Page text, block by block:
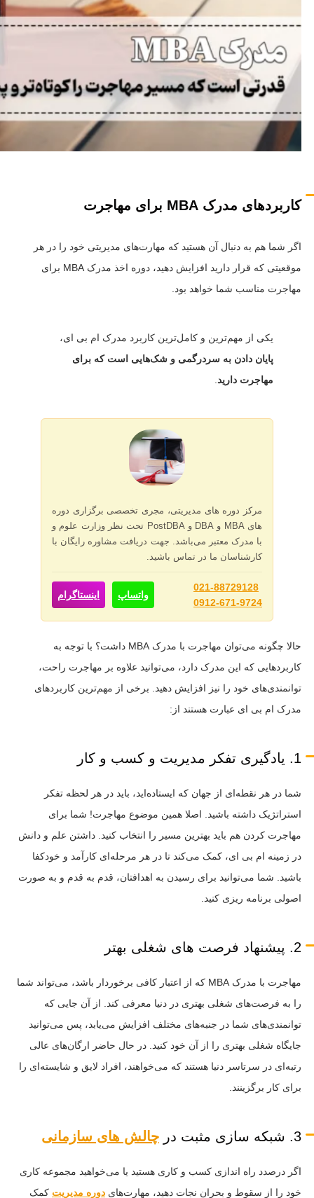
کاربردهای مدرک MBA برای مهاجرت
اگر شما هم به دنبال آن هستید که مهارت‌های مدیریتی خود را در هر
موقعیتی که قرار دارید افزایش دهید، دوره اخذ مدرک MBA برای
مهاجرت مناسب شما خواهد بود.
یکی از مهم‌ترین و کامل‌ترین کاربرد مدرک ام بی ای،
پایان دادن به سردرگمی و شک‌هایی است که برای
مهاجرت دارید
مرکز دوره های مدیریتی، مجری تخصصی برگزاری دوره
های MBA و DBA و PostDBA تحت نظر وزارت علوم و
با مدرک معتبر می‌باشد. جهت دریافت مشاوره رایگان با
کارشناسان ما در تماس باشید.
021-88729128
0912-671-9724
واتساپ اینستاگرام
حالا چگونه می‌توان مهاجرت با مدرک MBA داشت؟ با توجه به
کاربردهایی که این مدرک دارد، می‌توانید علاوه بر مهاجرت راحت،
توانمندی‌های خود را نیز افزایش دهید. برخی از مهم‌ترین کاربردهای
مدرک ام بی ای عبارت هستند از:
1. یادگیری تفکر مدیریت و کسب و کار
شما در هر نقطه‌ای از جهان که ایستاده‌اید، باید در هر لحظه تفکر
استراتژیک داشته باشید. اصلا همین موضوع مهاجرت! شما برای
مهاجرت کردن هم باید بهترین مسیر را انتخاب کنید. داشتن علم و دانش
در زمینه ام بی ای، کمک می‌کند تا در هر مرحله‌ای کارآمد و خودکفا
باشید. شما می‌توانید برای رسیدن به اهدافتان، قدم به قدم و به صورت
اصولی برنامه ریزی کنید.
2. پیشنهاد فرصت های شغلی بهتر
مهاجرت با مدرک MBA که از اعتبار کافی برخوردار باشد، می‌تواند شما
را به فرصت‌های شغلی بهتری در دنیا معرفی کند. از آن جایی که
توانمندی‌های شما در جنبه‌های مختلف افزایش می‌یابد، پس می‌توانید
جایگاه شغلی بهتری را از آن خود کنید. در حال حاضر ارگان‌های عالی
رتبه‌ای در سرتاسر دنیا هستند که می‌خواهند، افراد لایق و شایسته‌ای را
برای کار برگزینند.
3. شبکه سازی مثبت در چالش ‌های سازمانی
اگر درصدد راه اندازی کسب و کاری هستید یا می‌خواهید مجموعه کاری
خود را از سقوط و بحران نجات دهید، مهارت‌های دوره مدیریت کمک